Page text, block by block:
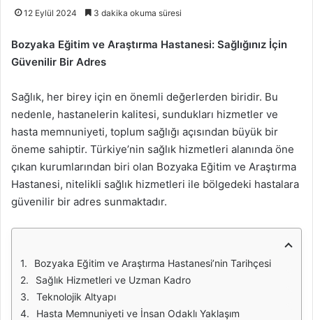
12 Eylül 2024 3 dakika okuma süresi
Bozyaka Eğitim ve Araştırma Hastanesi: Sağlığınız İçin
Güvenilir Bir Adres
Sağlık, her birey için en önemli değerlerden biridir. Bu
nedenle, hastanelerin kalitesi, sundukları hizmetler ve
hasta memnuniyeti, toplum sağlığı açısından büyük bir
öneme sahiptir. Türkiye’nin sağlık hizmetleri alanında öne
çıkan kurumlarından biri olan Bozyaka Eğitim ve Araştırma
Hastanesi, nitelikli sağlık hizmetleri ile bölgedeki hastalara
güvenilir bir adres sunmaktadır.
Bozyaka Eğitim ve Araştırma Hastanesi’nin Tarihçesi
Sağlık Hizmetleri ve Uzman Kadro
Teknolojik Altyapı
Hasta Memnuniyeti ve İnsan Odaklı Yaklaşım